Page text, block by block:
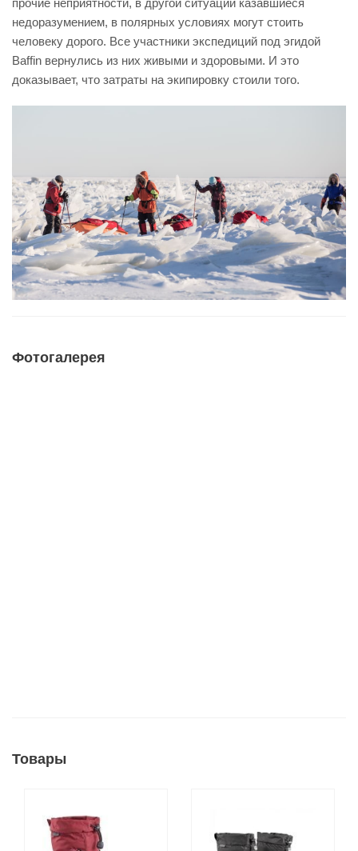
недоразумением, в полярных условиях могут стоить
человеку дорого. Все участники экспедиций под эгидой
Baffin вернулись из них живыми и здоровыми. И это
доказывает, что затраты на экипировку стоили того.
Фотогалерея
Товары